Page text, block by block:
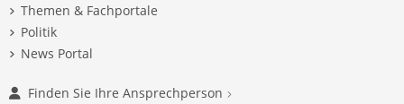
Themen & Fachportale
Politik
News Portal
Finden Sie Ihre Ansprechperson